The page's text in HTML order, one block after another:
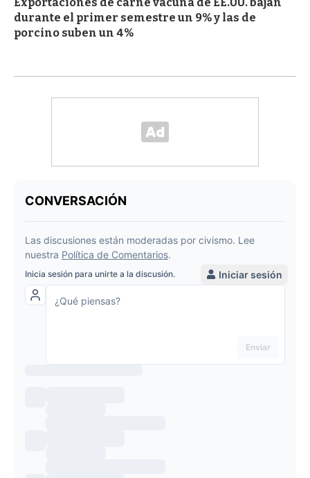
Exportaciones de carne vacuna de EE.UU. bajan
durante el primer semestre un 9% y las de
porcino suben un 4%